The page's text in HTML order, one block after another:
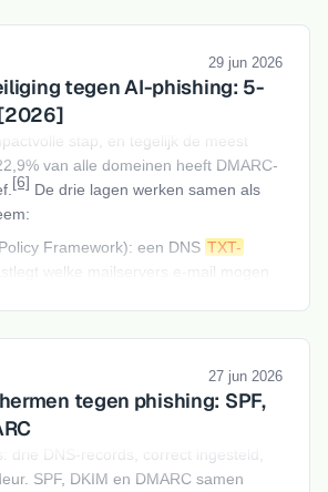
29 jun 2026
tegen AI-phishing: 5-
stap, en tegelijk de meest
van alle domeinen heeft DMARC-
[6] De drie lagen werken samen als
Framework): een DNS TXT-
welke mailservers e-mail mogen
ontvanger kan verifiëren dat het27 jun 2026
tegen phishing: SPF,
drie DNS-records, correct ingesteld,
SPF, DKIM en DMARC samen